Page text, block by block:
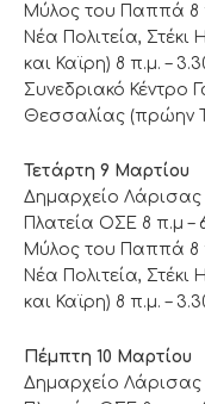
Μύλος του Παππά 8
Νέα Πολιτεία,
και Καϊρη) 8 π.μ. –
Συνεδριακό Κέντρο
Θεσσαλίας (πρώην
Τετάρτη 9 Μαρτίου
Δημαρχείο Λάρισας
Πλατεία ΟΣΕ 8 π.μ –
Μύλος του Παππά 8
Νέα Πολιτεία,
και Καϊρη) 8 π.μ. –
Πέμπτη 10 Μαρτίου
Δημαρχείο Λάρισας